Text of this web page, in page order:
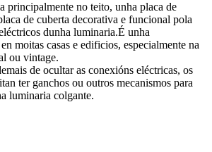
principalmente no teito, unha placa de
de cuberta decorativa e funcional pola
dunha luminaria.É unha
moitas casas e edificios, especialmente na
ou vintage.
de ocultar as conexións eléctricas, os
ter ganchos ou outros mecanismos para
luminaria colgante.